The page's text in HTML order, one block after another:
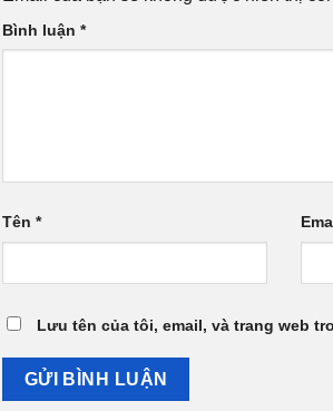
Bình luận *
Tên *
Lưu tên của tôi, email, và trang web